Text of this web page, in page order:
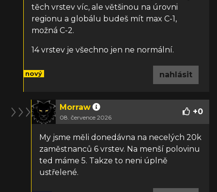
těch vrstev víc, ale většinou na úrovni
regionu a globálu budeš mít max C-1,
možná C-2.
14 vrstev je všechno jen ne normální.
nový nahlásit
Morraw
08. července 2026
+0
My jsme měli donedávna na necelých 20k
zaměstnanců 6 vrstev. Na menší polovinu
ted máme 5. Takze to neni úplně
ustřelené.